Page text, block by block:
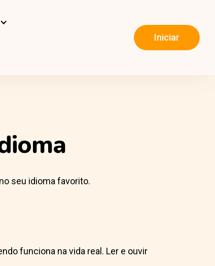
Iniciar
seu idioma favorito.
funciona na vida real. Ler e ouvir